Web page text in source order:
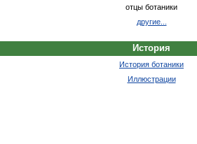
отцы ботаники
другие...
История
История ботаники
Иллюстрации